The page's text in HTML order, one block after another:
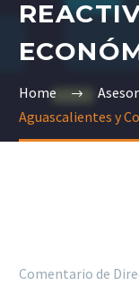
Home
Aguascalientes y
Comentario de